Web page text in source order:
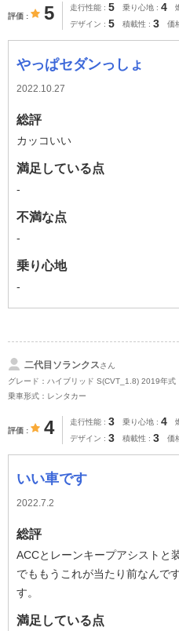
評価 5 走行性能 5 乗り心地 4
デザイン 5 積載性 3 価
やっぱセダンっしょ
2022.10.27
総評
カッコいい
満足している点
-
不満な点
-
乗り心地
-
二代目ソランクスさん
グレード：ハイブリッド S(CVT_1.8) 2019年式
乗車形式：レンタカー
評価 4 走行性能 3 乗り心地 4
デザイン 3 積載性 3 価
いい車です
2022.7.2
総評
ACCとレーンキープアシストと
でももうこれが当たり前なんで
す。
満足している点